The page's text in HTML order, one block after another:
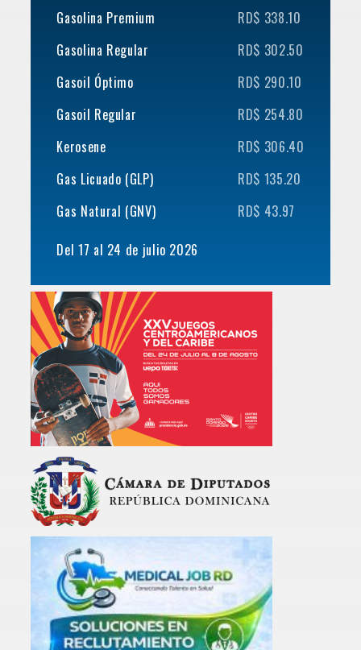
Gasolina Premium
Gasolina Regular
Gasoil Óptimo
Gasoil Regular
Kerosene
Gas Licuado (GLP)
Gas Natural (GNV)
RD$ 338.10
RD$ 302.50
RD$ 290.10
RD$ 254.80
RD$ 306.40
RD$ 135.20
RD$ 43.97
Del 17 al 24 de julio 2026